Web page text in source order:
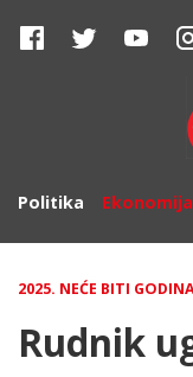
Politika Ekonomija
2025. NEĆE BITI
Rudnik